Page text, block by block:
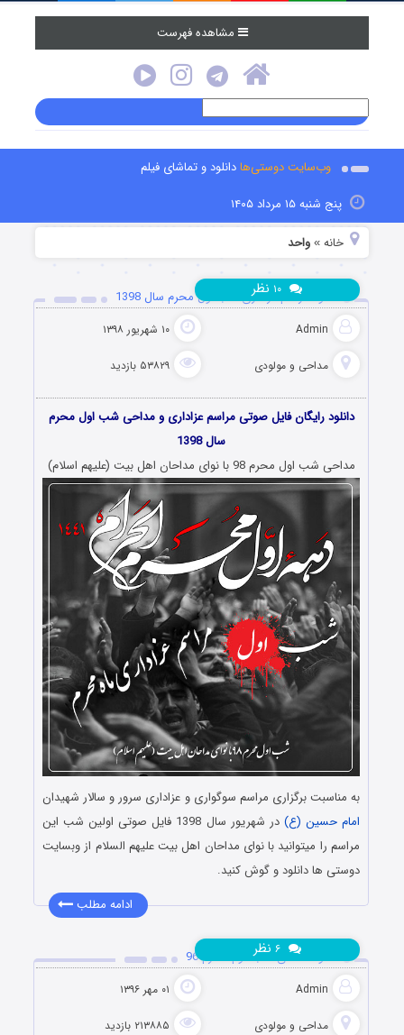
مشاهده فهرست
وب‌سایت دوستی‌هادانلود و تماشای فیلم
پنج شنبه ۱۵ مرداد ۱۴۰۵
خانه »واحد
دانلود مراسم عزاداری شب اول محرم سال 1398
Admin ۱۰ شهریور ۱۳۹۸
مداحی و مولودی ۵۳۸۲۹ بازدید
نظر
دانلود رایگان فایل صوتی مراسم عزاداری و مداحی شب اول محرم
سال 1398
مداحی شب اول محرم 98 با نوای مداحان اهل بیت (علیهم اسلام)
به مناسبت برگزاری مراسم سوگواری و عزاداری سرور و سالار شهیدان
امام حسین (ع)
در شهریور سال 1398 فایل صوتی اولین شب این
مراسم را میتوانید با نوای مداحان اهل بیت علیهم السلام از وبسایت
دوستی ها دانلود و گوش کنید.
ادامه مطلب
دانلود مداحی شب دوم محرم 96
Admin ۰۱ مهر ۱۳۹۶
مداحی و مولودی ۲۱۳۸۸۵ بازدید
۶ نظر